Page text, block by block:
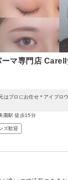
マ専門店
はプロにお任せ＊アイブロ
園駅 徒歩15分
ズ歓迎